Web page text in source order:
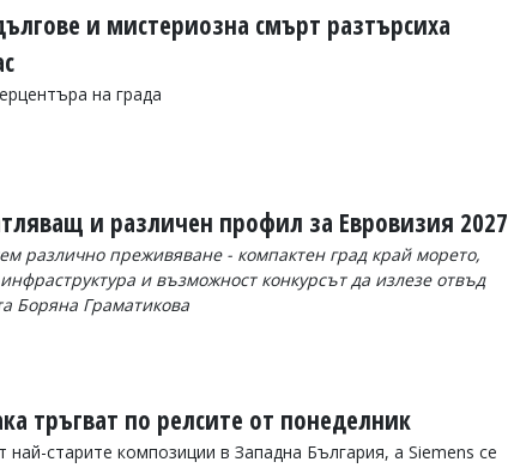
и мистериозна смърт разтърсиха
на града
и различен профил за Евровизия 2027
различно преживяване - компактен град край морето,
и възможност конкурсът да излезе отвъд
Боряна Граматикова
тръгват по релсите от понеделник
старите композиции в Западна България, а Siemens се